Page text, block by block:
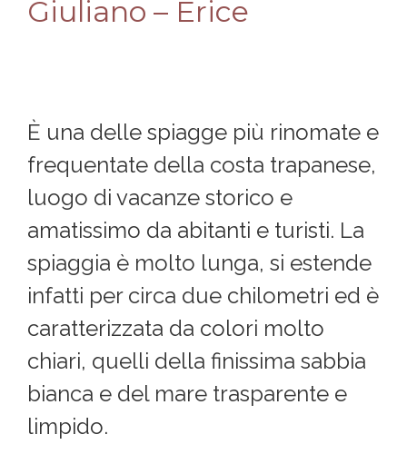
Giuliano – Erice
È una delle spiagge più rinomate e
frequentate della costa trapanese,
luogo di vacanze storico e
amatissimo da abitanti e turisti. La
spiaggia è molto lunga, si estende
infatti per circa due chilometri ed è
caratterizzata da colori molto
chiari, quelli della finissima sabbia
bianca e del mare trasparente e
limpido.